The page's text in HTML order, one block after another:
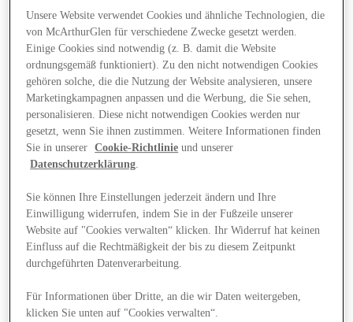
Angebote
Unsere Website verwendet Cookies und ähnliche Technologien, die
von McArthurGlen für verschiedene Zwecke gesetzt werden.
Einige Cookies sind notwendig (z. B. damit die Website
ordnungsgemäß funktioniert). Zu den nicht notwendigen Cookies
gehören solche, die die Nutzung der Website analysieren, unsere
Marketingkampagnen anpassen und die Werbung, die Sie sehen,
personalisieren. Diese nicht notwendigen Cookies werden nur
gesetzt, wenn Sie ihnen zustimmen. Weitere Informationen finden
Sie in unserer
Cookie-Richtlinie und unserer
Datenschutzerklärung.
Sie können Ihre Einstellungen jederzeit ändern und Ihre
Einwilligung widerrufen, indem Sie in der Fußzeile unserer
Website auf "Cookies verwalten“ klicken. Ihr Widerruf hat keinen
Einfluss auf die Rechtmäßigkeit der bis zu diesem Zeitpunkt
durchgeführten Datenverarbeitung.
Für Informationen über Dritte, an die wir Daten weitergeben,
klicken Sie unten auf "Cookies verwalten“.